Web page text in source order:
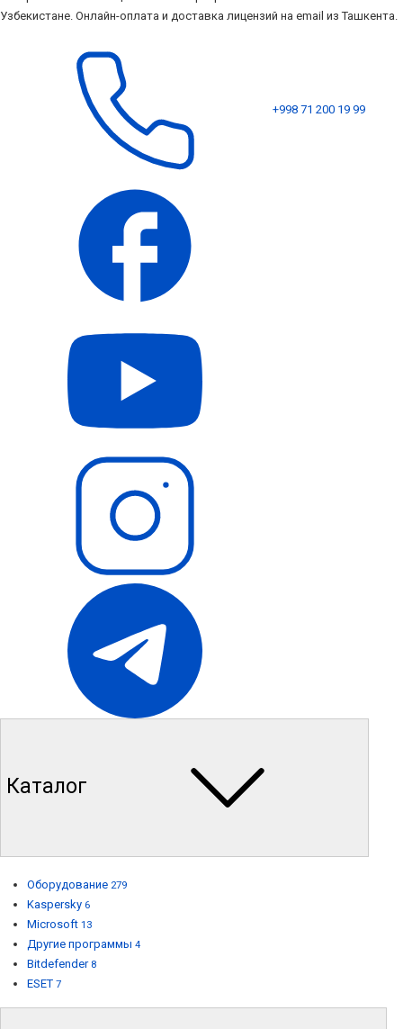
Узбекистане. Онлайн-оплата и доставка лицензий на email из Ташкента.
+998 71 200 19 99
Каталог
Оборудование 279
Kaspersky 6
Microsoft 13
Другие программы 4
Bitdefender 8
ESET 7